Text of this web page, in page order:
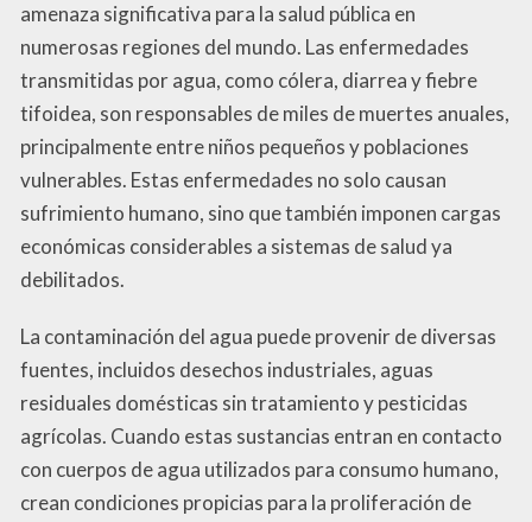
amenaza significativa para la salud pública en
numerosas regiones del mundo. Las enfermedades
transmitidas por agua, como cólera, diarrea y fiebre
tifoidea, son responsables de miles de muertes anuales,
principalmente entre niños pequeños y poblaciones
vulnerables. Estas enfermedades no solo causan
sufrimiento humano, sino que también imponen cargas
económicas considerables a sistemas de salud ya
debilitados.
La contaminación del agua puede provenir de diversas
fuentes, incluidos desechos industriales, aguas
residuales domésticas sin tratamiento y pesticidas
agrícolas. Cuando estas sustancias entran en contacto
con cuerpos de agua utilizados para consumo humano,
crean condiciones propicias para la proliferación de